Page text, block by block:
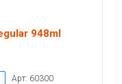
948ml
Арт: 60300